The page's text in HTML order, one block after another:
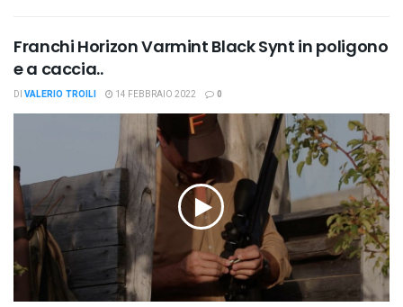
Franchi Horizon Varmint Black Synt in poligono
e a caccia..
DI VALERIO TROILI 14 FEBBRAIO 2022 0